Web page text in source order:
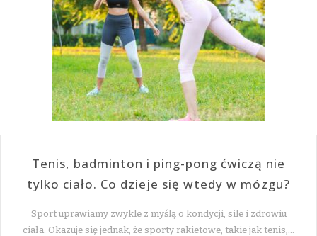
Tenis, badminton i ping-pong ćwiczą nie
tylko ciało. Co dzieje się wtedy w mózgu?
Sport uprawiamy zwykle z myślą o kondycji, sile i zdrowiu
ciała. Okazuje się jednak, że sporty rakietowe, takie jak tenis,…